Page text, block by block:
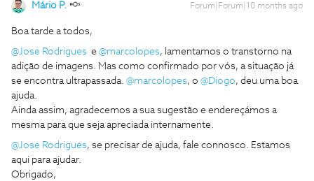
Mário P. Forum|Forum|10 months ago
Boa tarde a todos,
@Jose Rodrigues e ​ @marcolopes, lamentamos o transtorno na
adição de imagens. Mas como confirmado por vós, a situação já
se encontra ultrapassada. ​ @marcolopes, o ​ @Diogo, deu uma boa
ajuda.
Ainda assim, agradecemos a sua sugestão e endereçámos a
mesma para que seja apreciada internamente.
@Jose Rodrigues, se precisar de ajuda, fale connosco. Estamos
aqui para ajudar.
Obrigado,